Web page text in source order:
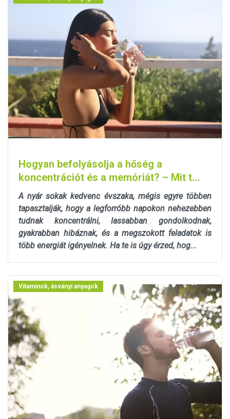
Hogyan befolyásolja a hőség a
koncentrációt és a memóriát? – Mit t...
A nyár sokak kedvenc évszaka, mégis egyre többen
tapasztalják, hogy a legforróbb napokon nehezebben
tudnak koncentrálni, lassabban gondolkodnak,
gyakrabban hibáznak, és a megszokott feladatok is
több energiát igényelnek. Ha te is úgy érzed, hog...
Vitaminok, ásványi anyagok